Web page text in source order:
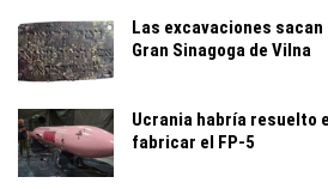
Las excavaciones sacan
Gran Sinagoga de Vilna
Ucrania habría resuelto
fabricar el FP-5